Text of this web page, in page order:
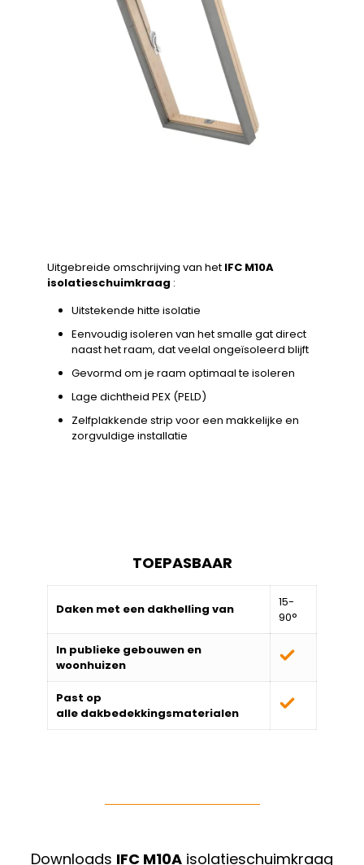
Uitgebreide omschrijving van het IFC M10A
isolatieschuimkraag :
Uitstekende hitte isolatie
Eenvoudig isoleren van het smalle gat direct
naast het raam, dat veelal ongeïsoleerd blijft
Gevormd om je raam optimaal te isoleren
Lage dichtheid PEX (PELD)
Zelfplakkende strip voor een makkelijke en
zorgvuldige installatie
TOEPASBAAR
Daken met een dakhelling van
15-
90°
In publieke gebouwen en
woonhuizen
Past op
alle dakbedekkingsmaterialen
Downloads IFC M10A isolatieschuimkraag